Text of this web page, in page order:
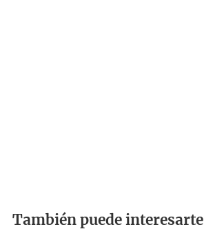
También puede interesarte